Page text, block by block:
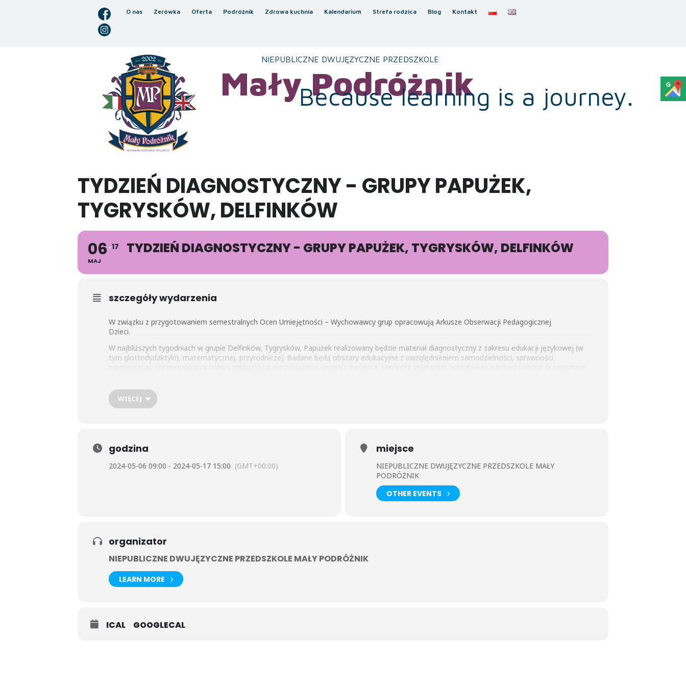
O nas Zerówka Oferta Podróżnik Zdrowa kuchnia Kalendarium Strefa rodzica Blog Kontakt
NIEPUBLICZNE DWUJĘZYCZNE PRZEDSZKOLE
Mały Podróżnik
Because learning is a journey.
TYDZIEŃ DIAGNOSTYCZNY - GRUPY PAPUŻEK,
TYGRYSKÓW, DELFINKÓW
06
MAJ
17 TYDZIEŃ DIAGNOSTYCZNY - GRUPY PAPUŻEK, TYGRYSKÓW, DELFINKÓW
szczegóły wydarzenia
W związku z przygotowaniem semestralnych Ocen Umiejętności – Wychowawcy grup opracowują Arkusze Obserwacji Pedagogicznej
Dzieci.
W najbliższych tygodniach w grupie Delfinków, Tygrysków, Papużek realizowany będzie materiał diagnostyczny z zakresu edukacji językowej (w
tym glottodydaktyki), matematycznej, przyrodniczej. Badane będą obszary edukacyjne z uwzględnieniem samodzielności, sprawności
Rodzice najstarszych grup zerówkowych tj. Mrówek i Sówek już otrzymali dwie Oceny Umiejętności – wstępną i końcową Diagnozę gotowości
Szkolnej – zatem nasi Absolwenci kolejne oceny otrzymają już w szkole.
WIĘCEJ
godzina
2024-05-06 09:00 - 2024-05-17 15:00 (GMT+00:00)
miejsce
NIEPUBLICZNE DWUJĘZYCZNE PRZEDSZKOLE MAŁY
PODRÓŻNIK
OTHER EVENTS
organizator
NIEPUBLICZNE DWUJĘZYCZNE PRZEDSZKOLE MAŁY PODRÓŻNIK
LEARN MORE
ICAL GOOGLECAL